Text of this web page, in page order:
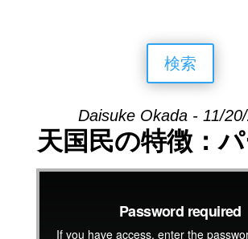
検索
Daisuke Okada - 11/
天国民の特徴：